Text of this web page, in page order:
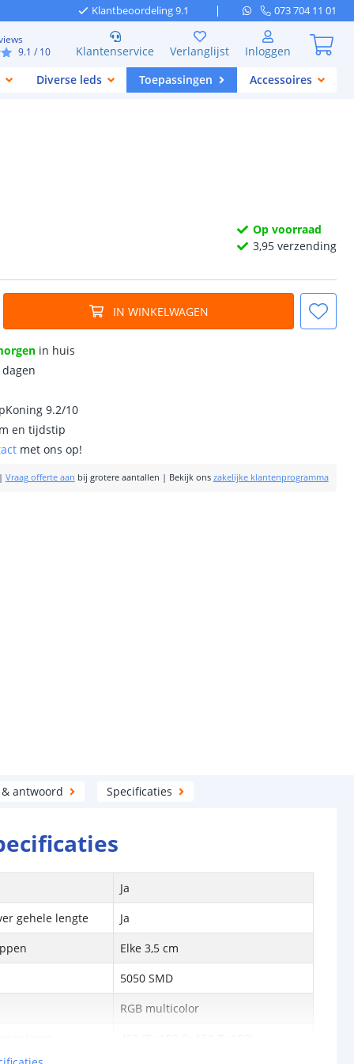
Klantbeoordeling 9.1 073 704 11 01
9.1 / 10 Klantenservice Verlanglijst
Inloggen
Diverse leds
Toepassingen Accessoires
Op voorraad
3,95 verzending
IN WINKELWAGEN
in huis
9.2/10
en tijdstip
met ons op!
Vraag offerte aan bij grotere aantallen | Bekijk ons zakelijke klantenprogramma
antwoord Specificaties
Ja
gehele lengte
Ja
Elke 3,5 cm
5050 SMD
RGB multicolor